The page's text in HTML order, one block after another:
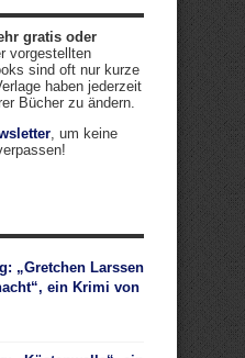
gratis oder
vorgestellten
sind oft nur kurze
haben jederzeit
Bücher zu ändern.
, um keine
„Gretchen Larssen
ein Krimi von